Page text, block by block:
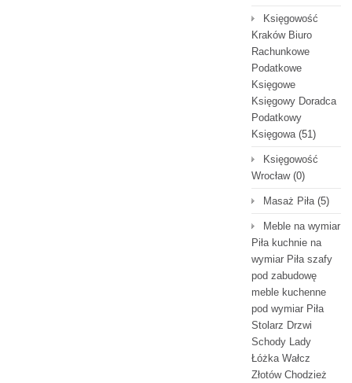
Księgowość
Kraków Biuro
Rachunkowe
Podatkowe
Księgowe
Księgowy Doradca
Podatkowy
Księgowa(51)
Księgowość
Wrocław(0)
Masaż Piła(5)
Meble na wymiar
Piła kuchnie na
wymiar Piła szafy
pod zabudowę
meble kuchenne
pod wymiar Piła
Stolarz Drzwi
Schody Lady
Łóżka Wałcz
Złotów Chodzież